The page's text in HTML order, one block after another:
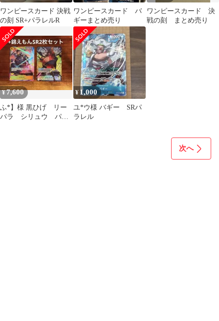
ワンピースカード 決戦
の刻 SR+パラレルR
ワンピースカード バ
ギーまとめ売り
ワンピースカード 決
戦の刻 まとめ売り
¥7,600
ふ*】様 黒ひげ リー
パラ シリュウ パラ
¥ 1,000
ユ*ウ様 バギー SRパ
ラレル
次へ